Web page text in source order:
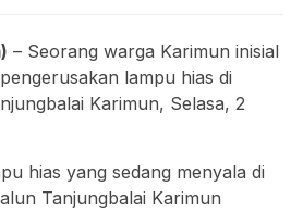
– Seorang warga Karimun inisial
lampu hias di
Karimun, Selasa, 2
hias yang sedang menyala di
Tanjungbalai Karimun